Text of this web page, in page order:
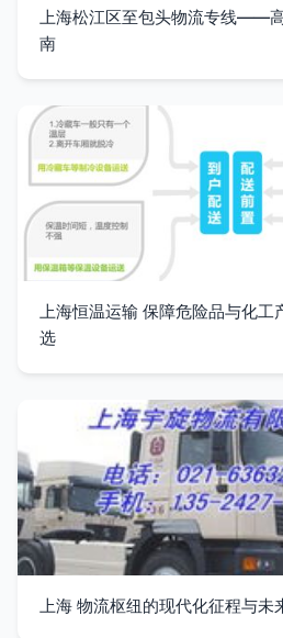
上海松江区至包头物流专线——
南
上海恒温运输 保障危险品与化工
选
上海 物流枢纽的现代化征程与未